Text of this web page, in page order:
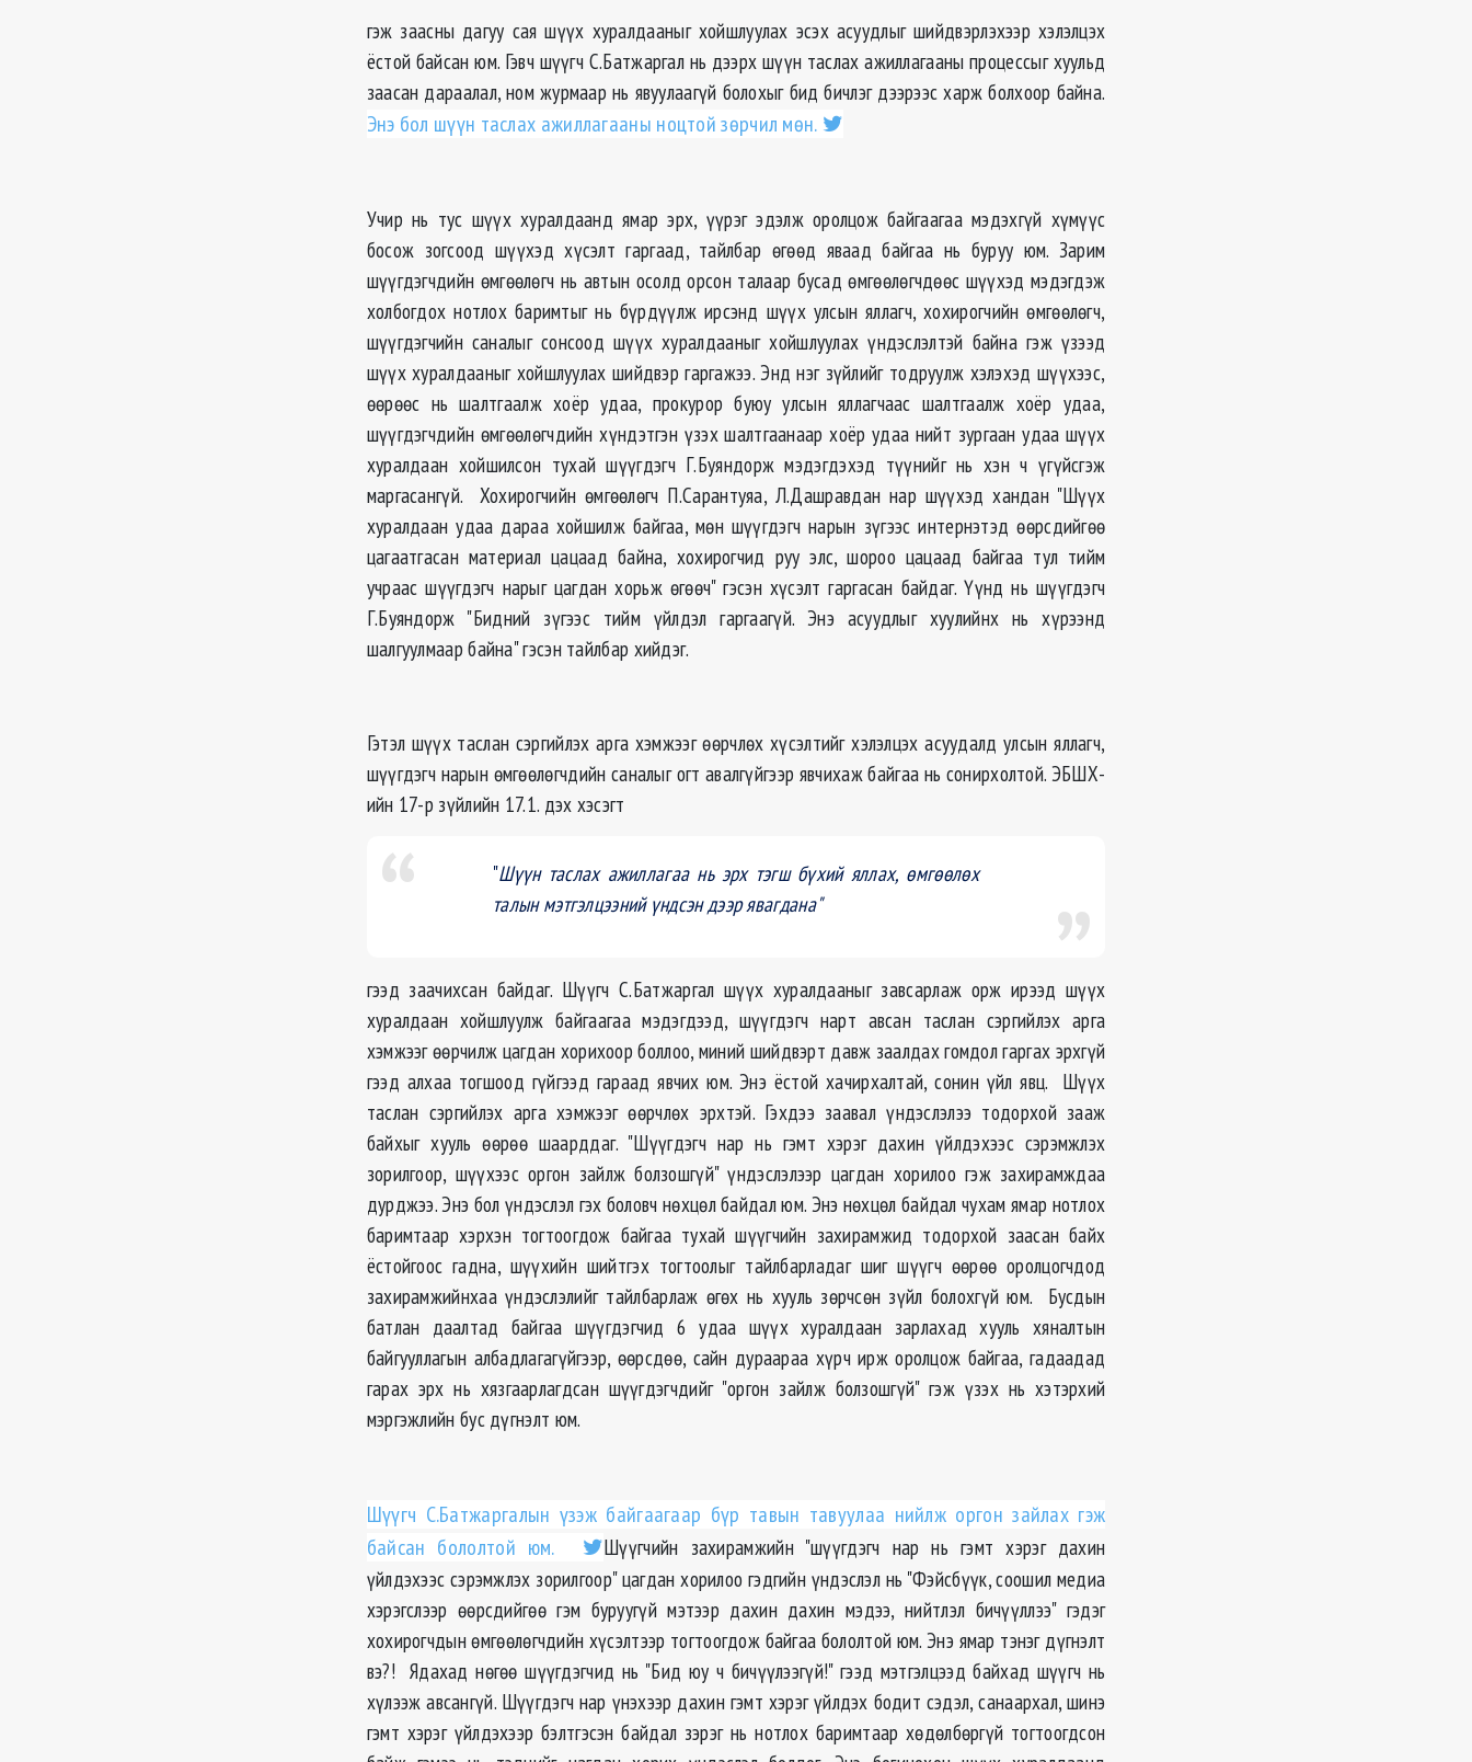
гэж заасны дагуу сая шүүх хуралдааныг хойшлуулах эсэх асуудлыг шийдвэрлэхээр хэлэлцэх
ёстой байсан юм. Гэвч шүүгч С.Батжаргал нь дээрх шүүн таслах ажиллагааны процессыг хуульд
заасан дараалал, ном журмаар нь явуулаагүй болохыг бид бичлэг дээрээс харж болхоор байна.
Энэ бол шүүн таслах ажиллагааны ноцтой зөрчил мөн.
Учир нь тус шүүх хуралдаанд ямар эрх, үүрэг эдэлж оролцож байгаагаа мэдэхгүй хүмүүс
босож зогсоод шүүхэд хүсэлт гаргаад, тайлбар өгөөд яваад байгаа нь буруу юм. Зарим
шүүгдэгчдийн өмгөөлөгч нь автын осолд орсон талаар бусад өмгөөлөгчдөөс шүүхэд мэдэгдэж
холбогдох нотлох баримтыг нь бүрдүүлж ирсэнд шүүх улсын яллагч, хохирогчийн өмгөөлөгч,
шүүгдэгчийн саналыг сонсоод шүүх хуралдааныг хойшлуулах үндэслэлтэй байна гэж үзээд
шүүх хуралдааныг хойшлуулах шийдвэр гаргажээ. Энд нэг зүйлийг тодруулж хэлэхэд шүүхээс,
өөрөөс нь шалтгаалж хоёр удаа, прокурор буюу улсын яллагчаас шалтгаалж хоёр удаа,
шүүгдэгчдийн өмгөөлөгчдийн хүндэтгэн үзэх шалтгаанаар хоёр удаа нийт зургаан удаа шүүх
хуралдаан хойшилсон тухай шүүгдэгч Г.Буяндорж мэдэгдэхэд түүнийг нь хэн ч үгүйсгэж
маргасангүй. Хохирогчийн өмгөөлөгч П.Сарантуяа, Л.Дашравдан нар шүүхэд хандан "Шүүх
хуралдаан удаа дараа хойшилж байгаа, мөн шүүгдэгч нарын зүгээс интернэтэд өөрсдийгөө
цагаатгасан материал цацаад байна, хохирогчид руу элс, шороо цацаад байгаа тул тийм
учраас шүүгдэгч нарыг цагдан хорьж өгөөч" гэсэн хүсэлт гаргасан байдаг. Үүнд нь шүүгдэгч
Г.Буяндорж "Бидний зүгээс тийм үйлдэл гаргаагүй. Энэ асуудлыг хуулийнх нь хүрээнд
шалгуулмаар байна" гэсэн тайлбар хийдэг.
Гэтэл шүүх таслан сэргийлэх арга хэмжээг өөрчлөх хүсэлтийг хэлэлцэх асуудалд улсын яллагч,
шүүгдэгч нарын өмгөөлөгчдийн саналыг огт авалгүйгээр явчихаж байгаа нь сонирхолтой. ЭБШХ-
ийн 17-р зүйлийн 17.1. дэх хэсэгт
"Шүүн таслах ажиллагаа нь эрх тэгш бүхий яллах, өмгөөлөх
талын мэтгэлцээний үндсэн дээр явагдана"
гээд заачихсан байдаг. Шүүгч С.Батжаргал шүүх хуралдааныг завсарлаж орж ирээд шүүх
хуралдаан хойшлуулж байгаагаа мэдэгдээд, шүүгдэгч нарт авсан таслан сэргийлэх арга
хэмжээг өөрчилж цагдан хорихоор боллоо, миний шийдвэрт давж заалдах гомдол гаргах эрхгүй
гээд алхаа тогшоод гүйгээд гараад явчих юм. Энэ ёстой хачирхалтай, сонин үйл явц. Шүүх
таслан сэргийлэх арга хэмжээг өөрчлөх эрхтэй. Гэхдээ заавал үндэслэлээ тодорхой зааж
байхыг хууль өөрөө шаарддаг. "Шүүгдэгч нар нь гэмт хэрэг дахин үйлдэхээс сэрэмжлэх
зорилгоор, шүүхээс оргон зайлж болзошгүй" үндэслэлээр цагдан хорилоо гэж захирамждаа
дурджээ. Энэ бол үндэслэл гэх боловч нөхцөл байдал юм. Энэ нөхцөл байдал чухам ямар нотлох
баримтаар хэрхэн тогтоогдож байгаа тухай шүүгчийн захирамжид тодорхой заасан байх
ёстойгоос гадна, шүүхийн шийтгэх тогтоолыг тайлбарладаг шиг шүүгч өөрөө оролцогчдод
захирамжийнхаа үндэслэлийг тайлбарлаж өгөх нь хууль зөрчсөн зүйл болохгүй юм. Бусдын
батлан даалтад байгаа шүүгдэгчид 6 удаа шүүх хуралдаан зарлахад хууль хяналтын
байгууллагын албадлагагүйгээр, өөрсдөө, сайн дураараа хүрч ирж оролцож байгаа, гадаадад
гарах эрх нь хязгаарлагдсан шүүгдэгчдийг "оргон зайлж болзошгүй" гэж үзэх нь хэтэрхий
мэргэжлийн бус дүгнэлт юм.
Шүүгч С.Батжаргалын үзэж байгаагаар бүр тавын тавуулаа нийлж оргон зайлах гэж
байсан бололтой юм.
Шүүгчийн захирамжийн "шүүгдэгч нар нь гэмт хэрэг дахин
үйлдэхээс сэрэмжлэх зорилгоор" цагдан хорилоо гэдгийн үндэслэл нь "Фэйсбүүк, соошил медиа
хэрэгслээр өөрсдийгөө гэм буруугүй мэтээр дахин дахин мэдээ, нийтлэл бичүүллээ" гэдэг
хохирогчдын өмгөөлөгчдийн хүсэлтээр тогтоогдож байгаа бололтой юм. Энэ ямар тэнэг дүгнэлт
вэ?! Ядахад нөгөө шүүгдэгчид нь "Бид юу ч бичүүлээгүй!" гээд мэтгэлцээд байхад шүүгч нь
хүлээж авсангүй. Шүүгдэгч нар үнэхээр дахин гэмт хэрэг үйлдэх бодит сэдэл, санаархал, шинэ
гэмт хэрэг үйлдэхээр бэлтгэсэн байдал зэрэг нь нотлох баримтаар хөдөлбөргүй тогтоогдсон